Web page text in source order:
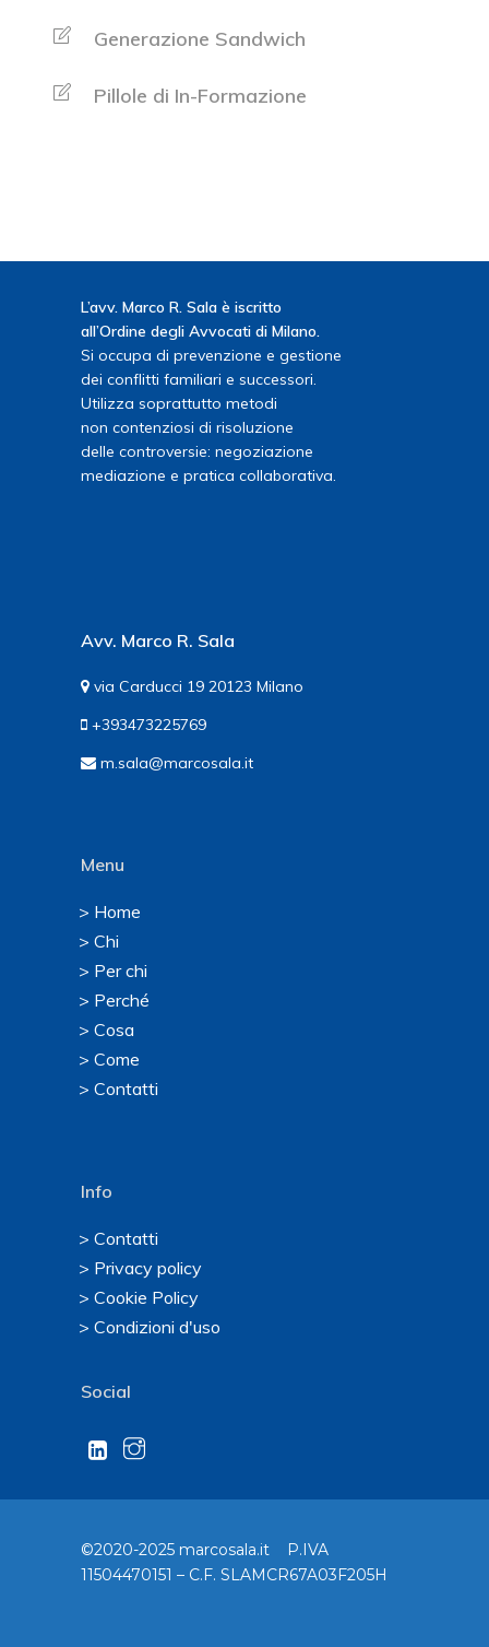
Generazione Sandwich
Pillole di In-Formazione
L’avv. Marco R. Sala è iscritto
all’Ordine degli Avvocati di Milano.
Si occupa di prevenzione e gestione
dei conflitti familiari e successori.
Utilizza soprattutto metodi
non contenziosi di risoluzione
delle controversie: negoziazione
mediazione e pratica collaborativa.
Avv. Marco R. Sala
via Carducci 19 20123 Milano
+393473225769
m.sala@marcosala.it
Menu
> Home
> Chi
> Per chi
> Perché
> Cosa
> Come
> Contatti
Info
> Contatti
> Privacy policy
> Cookie Policy
> Condizioni d'uso
Social
©2020-2025 marcosala.it P.IVA
11504470151 – C.F. SLAMCR67A03F205H